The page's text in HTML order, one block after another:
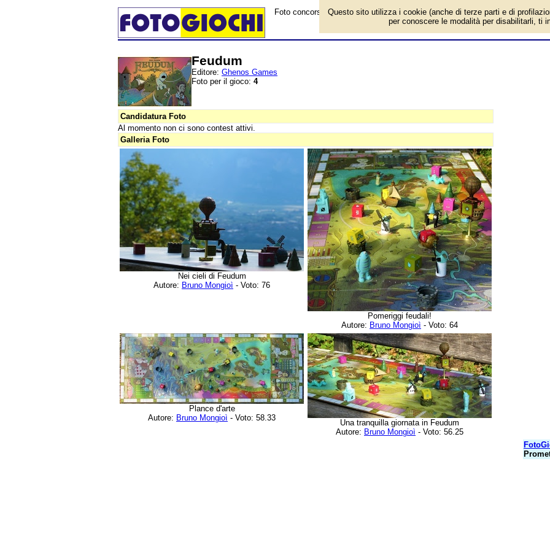
Foto concorso fotografico sul gioco da tavolo Feudum. Editore: Ghenos
Feudum
Editore: Ghenos Games
Foto per il gioco: 4
Candidatura Foto
Al momento non ci sono contest attivi.
Galleria Foto
Nei cieli di Feudum
Autore: Bruno Mongioì - Voto: 76
Pomeriggi feudali!
Autore: Bruno Mongioì - Voto: 64
Plance d'arte
Autore: Bruno Mongioì - Voto: 58.33
Una tranquilla giornata in Feudum
Autore: Bruno Mongioì - Voto: 56.25
Questo sito utilizza i cookie (anche di terze parti e di
per conoscere le modalità per disabilitarli, ti